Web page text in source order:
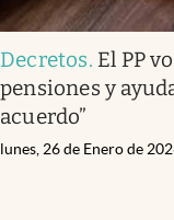
Decretos. El PP
pensiones y
acuerdo”
lunes, 26 de Enero de